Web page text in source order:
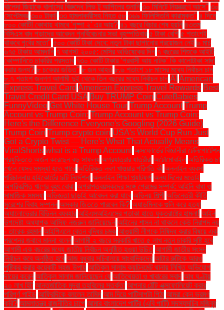
খালেদা জিয়াকে খালাসের বিরুদ্ধে লিভ টু আপিলের শুনানি ৩০ মিনিটে নিয়ন্ত্রণে আসে" ৩০
সেপ্টেম্বর ৩০০ টাকা! ৩৩ হামলাকারীসহ নিহত ৫৮ ৩৬৯ ফিলিস্তিনি কারামুক্ত" ৪ দিনে
৮০০ কোটি! কোথায় থামবে 'পুষ্পা ২' এর আয়? ৪১ বছরে বিচার শেষ হয়নি ৪৩তম
বিসিএস বাদ পড়াদের আবেদন পুনর্বিবেচনার সভা বৃহস্পতিবার ৫ টাকা বেশি ৫ শতাংশই
থাকবে পূর্বের মতো" ৫০০ কোটি টাকা দেবে: নতুন টাকা ছাপানোর প্রয়োজন নেই ৬ মার্চ
৬৭৫ টাকায় আমদানি ৭ আগস্ট ২০০৫: মেসির অভিষেকের দিন ৭ বছরের শিশুকে আইটি
কোম্পানিতে চাকরির প্রস্তাব ৭৩০ কোটি টাকার ‘প্রবাসী আয় নাটক’ কি কালোটাকা সাদা
করার জন্য? ৮ চক্রের জড়িত" ৮ জন আহত ৮.৬ শতাংশ ১৮ মাসের মধ্যে নির্বাচন চান
৮.৭ শতাংশ জনগণ আগামী দুই থেকে তিন বছরের মধ্যে নির্বাচন চান AI American
Express Travel Card American Express Travel Rewards Best
Travel Credit Card USA Buy TRUMP Coin CuteBabies
FunnyVideo Get White House Tour Trump Account Trump
Account vs Trump Coin: Trump Account vs Trump Coin:
Here's the Difference Everyone's Googling (2026 Guide)
Trump Coin Trump crypto coin USA's World Cup Run Just
Got a Crypto Twist — Here's What That Actually Means
ViralShorts what is a Trump Account অক্সফোর্ডের বিজ্ঞানীরা টেলিপোর্টেশন
প্রযুক্তিতে অর্জন করেছেন বড় সাফল্য অগ্রযাত্রার যাত্রীরা অটোমোবাইল অতিরিক্ত চা
খেলে যেসব সমস্যা হতে পারে অতিরিক্ত লবণ খাওয়ার পরিণতি কী অনলাইন ব্যবসা
পরিচালনায় হাইকোর্টের ৯টি নির্দেশনা অনলাইন শিক্ষা প্ল্যাটফর্ম অন্য দিনের মতোই
অপরিকল্পিত ঋণের বৃহৎ বোঝা অপ্রাপ্তবয়স্কদের সঙ্গে প্রেমের সম্পর্ক: আইনি বাধা ও
সামাজিক সমস্যা অভিজ্ঞতা ছাড়াই আবেদন করা যাবে অভিনয় শিল্পী অভিনেত্রী কীর্তি
সুরেশের বিবাহ সম্পন্ন অস্কার জিততে পারবেন কি? অ্যাডমিনকে গুলি করে হত্যা
অ্যালোভেরার বিভিন্ন ব্যবহার আইএসআইএসের পতাকা হাতে যুক্তরাষ্ট্রে হামলা! আইন
উপদেষ্টা অধ্যাপক আসিফ নজরুল জানিয়েছেন আইনের শাসন না থাকলে কেউ নিরাপদ নয়
- তারেক রহমান আইপিএলে বেতন বৃদ্ধির চমক আওয়ামী লীগকে নিষিদ্ধ করার বিষয়ে এক
প্রশ্নের জবাবে মান্না বলেন আগামী ২ বছরে সরকারি খাতে ৫ লাখ নতুন চাকরি সৃষ্টি হবে
আগামী এক বছরের মধ্যে জাতীয় নির্বাচন অনুষ্ঠিত হওয়া উচিত আগামী জাতীয় সংসদ
নির্বাচন কবে অনুষ্ঠিত হবে আজ বুধবার সচিবালয়ে সাংবাদিকদের আটার রুটিকে আরও
পুষ্টিকর করার কয়েকটি সহজ উপায় আতিকুল সালাম ক্যান্টনমেন্ট থানায় লিখিত অভিযোগ
দায়ের করেন আতিকুল সালাম জানিয়েছেন যে আতিথেয়তা ও খাবারের স্বাদ আধ ঘণ্টায়
২০ লাখ হিট আন্তর্জাতিক মুদ্রা তহবিলের সতর্কতা আপনার ঠোঁট এক্সফোলিয়েট করার
পরিপূর্ণ গাইড আফ্রিদিকে বললেন তামিম আম দিয়ে পাটিসাপটা পিঠা আমরা কেন ভ্রমণ
করি? আমলাতন্ত্র রাজনীতির চাপে আমার বাংলাদেশ পার্টির (এবি পার্টি) সদস্যসচিব মজিবুর